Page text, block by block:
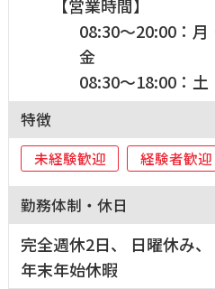
【営業時間】
08:30～20:00：月
金
08:30～18:00：土
特徴
未経験歓迎 経験者歓迎
勤務体制・休日
完全週休2日、 日曜休み、
年末年始休暇